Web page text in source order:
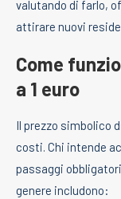
valutando di farlo,
attirare nuovi
Come
a 1 euro
Il prezzo simbolico
costi. Chi intende
passaggi
genere includono: